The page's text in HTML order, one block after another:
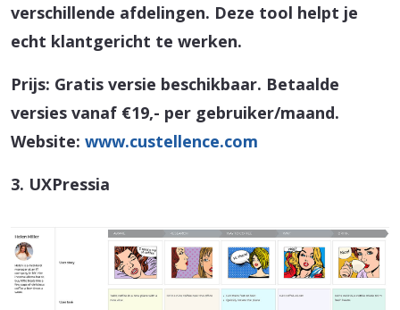
verschillende afdelingen. Deze tool helpt je
echt klantgericht te werken.
Prijs: Gratis versie beschikbaar. Betaalde
versies vanaf €19,- per gebruiker/maand.
Website: www.custellence.com
3. UXPressia